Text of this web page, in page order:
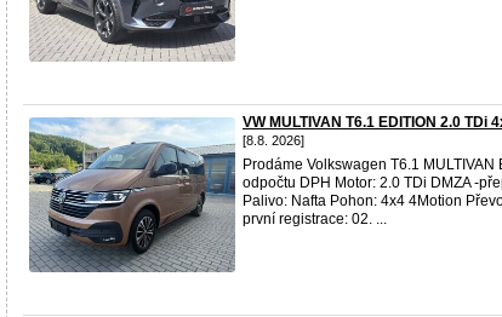
VW MULTIVAN T6.1 EDITION 2.0 TDi
[8.8. 2026]
Prodáme Volkswagen T6.1
odpočtu DPH Motor: 2.0 TDi DMZA -
Palivo: Nafta Pohon: 4x4 4Motion
první registrace: 02. ...